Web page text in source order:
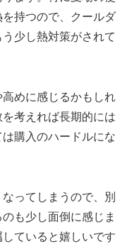
持つので、クールダ
少し熱対策がされて
めに感じるかもしれ
考えれば長期的には
購入のハードルにな
ってしまうので、別
も少し面倒に感じま
ていると嬉しいです